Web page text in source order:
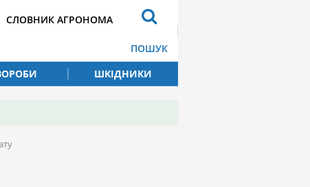
СЛОВНИК АГРОНОМА
ПОШУК
ШКІДНИКИ